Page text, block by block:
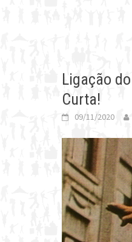
Ligação
Curta!
09/11/2020